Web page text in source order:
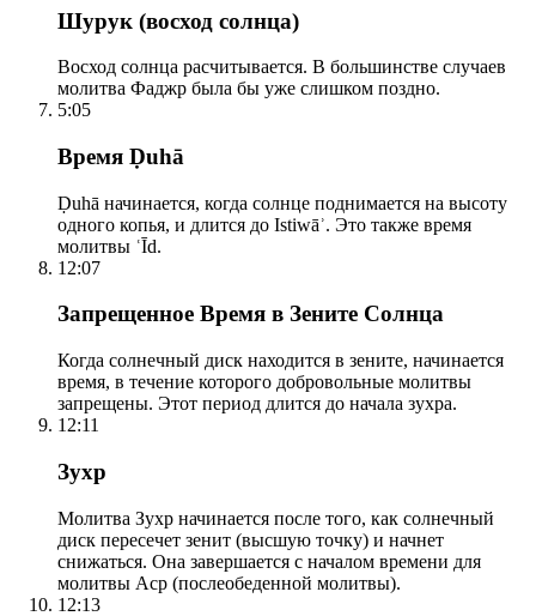
Шурук (восход солнца)
Восход солнца расчитывается. В большинстве случаев
молитва Фаджр была бы уже слишком поздно.
5:05
Время Ḍuhā
Ḍuhā начинается, когда солнце поднимается на высоту
одного копья, и длится до Istiwāʾ. Это также время
молитвы ʿĪd.
12:07
Запрещенное Время в Зените Солнца
Когда солнечный диск находится в зените, начинается
время, в течение которого добровольные молитвы
запрещены. Этот период длится до начала зухра.
12:11
Зухр
Молитва Зухр начинается после того, как солнечный
диск пересечет зенит (высшую точку) и начнет
снижаться. Она завершается с началом времени для
молитвы Аср (послеобеденной молитвы).
12:13